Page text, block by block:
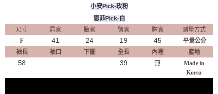
小安Pick-玫粉
恩菲Pick-白
尺寸
肩寬 腋寬 臂寬 胸寬
測量方式
F
41 24 19 45
平量公分
袖長
袖口 下擺 全長 內裡 產地
58 39 無
Made in
Korea